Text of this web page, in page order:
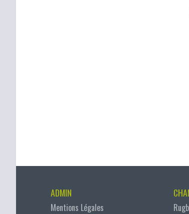
ADMIN
Mentions Légales